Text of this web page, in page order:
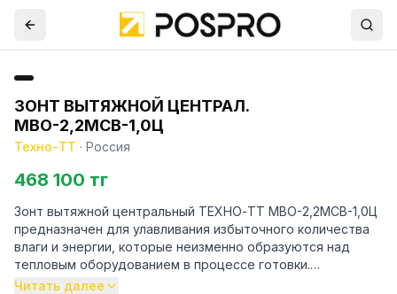
ЗОНТ ВЫТЯЖНОЙ ЦЕНТРАЛ.
МВО-2,2МСВ-1,0Ц
Техно-ТТ · Россия
468 100 тг
Зонт вытяжной центральный ТЕХНО-ТТ МВО-2,2МСВ-1,0Ц
предназначен для улавливания избыточного количества
влаги и энергии, которые неизменно образуются над
тепловым оборудованием в процессе готовки.
Читать далее